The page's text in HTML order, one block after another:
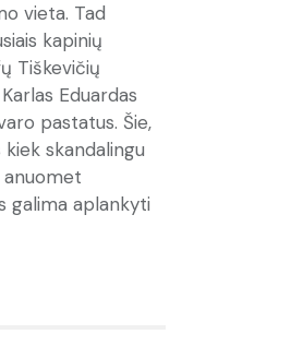
vieta. Tad
kapinių
Tiškevičių
Eduardas
pastatus. Šie,
skandalingu
anuomet
galima aplankyti